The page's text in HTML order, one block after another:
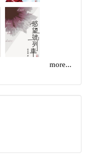
《顯密寶庫》，著
列收於《智杯寶
善心，我們千百萬
more...